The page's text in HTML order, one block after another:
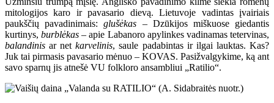
mitologijos karo ir pavasario dievą. Lietuvoje vadintas įvairiais
paukščių pavadinimais:glušėkas – Dzūkijos miškuose giedantis
kurtinys,burblėkas– apie Labanoro apylinkes vadinamas tetervinas,
balandinisar netkarvelinis, saule padabintas ir ilgai lauktas. Kas?
Juk tai pirmasis pavasario mėnuo – KOVAS. Pasižvalgykime, ką ant
savo sparnų jis atnešė VU folkloro ansambliui „Ratilio“.